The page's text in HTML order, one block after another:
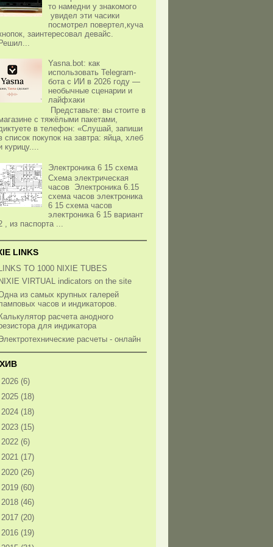
то намедни у знакомого
увидел эти часики
посмотрел повертел,куча
заинтересовал девайс.
Yasna.bot: как
использовать Telegram-
бота с ИИ в 2026 году —
необычные сценарии и
лайфхаки
Представьте: вы стоите в
с тяжёлыми пакетами,
в телефон: «Слушай, запиши
список покупок на завтра: яйца, хлеб
курицу....
Электроника 6 15 схема
Схема электрическая
часов Электроника 6.15
схема часов электроника
6 15 схема часов
электроника 6 15 вариант
, из паспорта ...
LINKS
TO 1000 NIXIE TUBES
VIRTUAL indicators on the site
из самых крупных галерей
часов и индикаторов.
расчета анодного
для индикатора
расчеты - онлайн
2026 (6)
2025 (18)
2024 (18)
2023 (15)
2022 (6)
2021 (17)
2020 (26)
2019 (60)
2018 (46)
2017 (20)
2016 (19)